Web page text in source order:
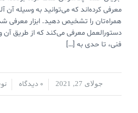
معرفی کرده‌اند که می‌توانید به وسیله آن
همراه‌تان را تشخیص دهید. ابزار
دستورالعمل معرفی می‌کند که از طریق آن
فنی، تا حدی به […]
جولای 27, 2021 / 0 دیدگاه
/